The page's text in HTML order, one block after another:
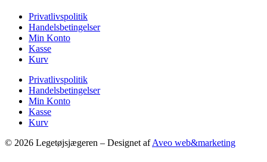
Privatlivspolitik
Handelsbetingelser
Min Konto
Kasse
Kurv
Privatlivspolitik
Handelsbetingelser
Min Konto
Kasse
Kurv
© 2026 Legetøjsjægeren – Designet afAveo web&marketing